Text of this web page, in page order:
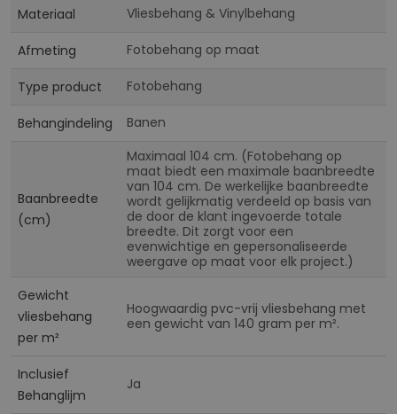
Materiaal Vliesbehang & Vinylbehang
Afmeting Fotobehang op maat
Type product Fotobehang
Behangindeling Banen
Baanbreedte
(cm)
Maximaal 104 cm. (Fotobehang op
maat biedt een maximale baanbreedte
van 104 cm. De werkelijke baanbreedte
wordt gelijkmatig verdeeld op basis van
de door de klant ingevoerde totale
breedte. Dit zorgt voor een
evenwichtige en gepersonaliseerde
weergave op maat voor elk project.)
Gewicht
vliesbehang
per m²
Hoogwaardig pvc-vrij vliesbehang met
een gewicht van 140 gram per m².
Inclusief
Behanglijm
Ja